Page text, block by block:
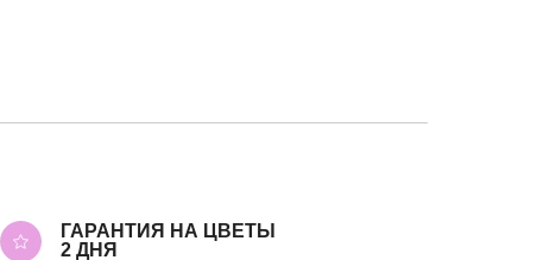
ГАРАНТИЯ НА ЦВЕТЫ
2 ДНЯ